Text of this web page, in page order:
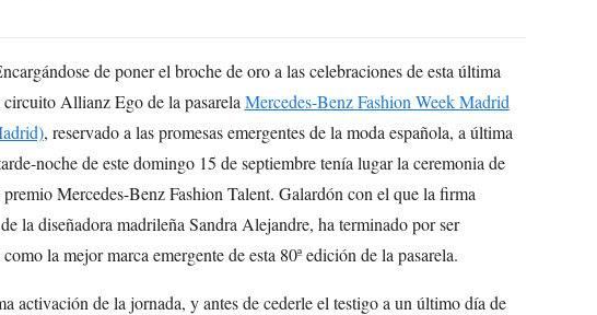
de poner el broche de oro a las celebraciones de esta última
Allianz Ego de la pasarela Mercedes-Benz Fashion Week Madrid
, reservado a las promesas emergentes de la moda española, a última
noche de este domingo 15 de septiembre tenía lugar la ceremonia de
premio Mercedes-Benz Fashion Talent. Galardón con el que la firma
la diseñadora madrileña Sandra Alejandre, ha terminado por ser
la mejor marca emergente de esta 80ª edición de la pasarela.
activación de la jornada, y antes de cederle el testigo a un último día de